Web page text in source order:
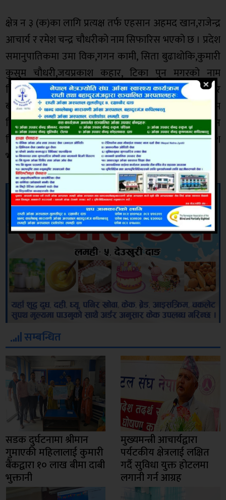
क्षेत्र न ३ (क)का लागि प्रत्यक्ष तर्फ एहसान अहमद खान,राजेन्द्र
आचार्य र रमेश चन्द्र चौधरीको नाम सिफारिस भएको छ । प्रदेश
समानुपातिकमा उमा विक,गगन कामी, सिता बुढाथोकि,कुमारी
कुसुम चौधरी,जयप्रकाश कहार, टिका पुन मगरको नाम
सिफारिस भएको छ । क्षेत्र न ३ (ख)का लागि प्रत्यक्ष तर्फ चुर
बहादुर खड्का,अर्जुन सापकोटा र केशर वलीको नाम
सिफारिस भएको छ । प्रदेश समानुपातिकमा सवनम खातुन
गितादेवि सुनार र मैयान खानको नामसमानुपातिकमा सिफारिश
भएको छ ।
सम्बन्धित
सडक दुर्घटनामा श्रीमान
गुमाएकी महिलालाई कुमारी
बैंकद्वारा १० लाख बीमा दाबी
भुक्तानी
मुख्यमन्त्री आचार्यद्वारा
पर्यटकीय क्षेत्रलाई लक्षित
गर्दै सुविधा युक्त होटलमा
लगानी गर्न आग्रह